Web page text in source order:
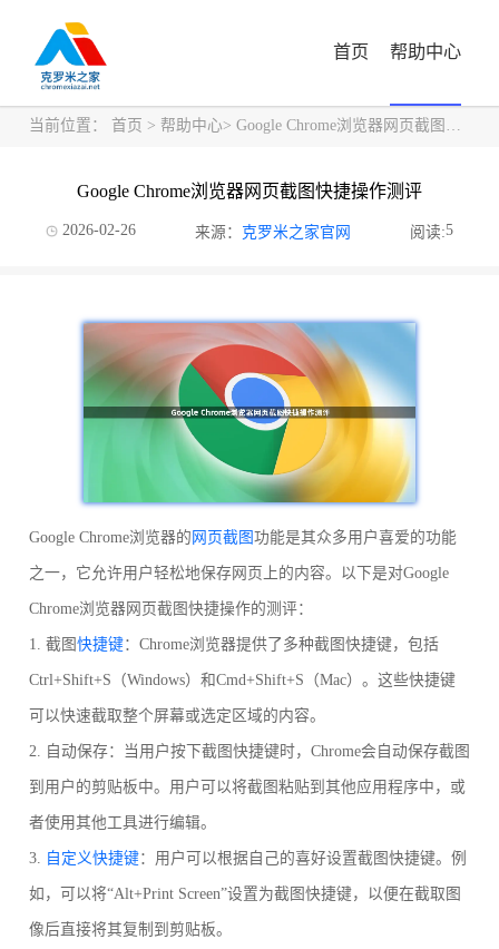
首页 帮助中心
当前位置： 首页 > 帮助中心> Google Chrome浏览器网页截图快捷操作测评
Google Chrome浏览器网页截图快捷操作测评
2026-02-26 来源： 克罗米之家官网 阅读:5
Google Chrome浏览器的 网页截图功能是其众多用户喜爱的功能
之一，它允许用户轻松地保存网页上的内容。以下是对Google
Chrome浏览器网页截图快捷操作的测评：
1. 截图 快捷键：Chrome浏览器提供了多种截图快捷键，包括
Ctrl+Shift+S（Windows）和Cmd+Shift+S（Mac）。这些快捷键
可以快速截取整个屏幕或选定区域的内容。
2. 自动保存：当用户按下截图快捷键时，Chrome会自动保存截图
到用户的剪贴板中。用户可以将截图粘贴到其他应用程序中，或
者使用其他工具进行编辑。
3. 自定义快捷键：用户可以根据自己的喜好设置截图快捷键。例
如，可以将“Alt+Print Screen”设置为截图快捷键，以便在截取图
像后直接将其复制到剪贴板。